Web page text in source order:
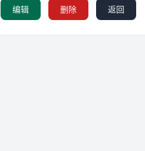
编辑 删除 返回